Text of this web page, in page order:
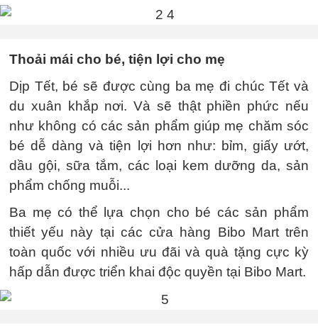
Thoải mái cho bé, tiện lợi cho mẹ
Dịp Tết, bé sẽ được cùng ba mẹ đi chúc Tết và
du xuân khắp nơi. Và sẽ thật phiền phức nếu
như không có các sản phẩm giúp mẹ chăm sóc
bé dễ dàng và tiện lợi hơn như: bỉm, giấy ướt,
dầu gội, sữa tắm, các loại kem dưỡng da, sản
phẩm chống muỗi...
Ba mẹ có thể lựa chọn cho bé các sản phẩm
thiết yếu này tại các cửa hàng Bibo Mart trên
toàn quốc với nhiều ưu đãi và quà tặng cực kỳ
hấp dẫn được triển khai độc quyền tại Bibo Mart.